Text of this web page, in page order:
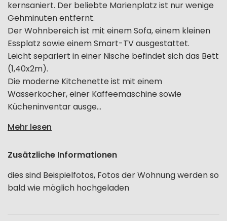
kernsaniert. Der beliebte Marienplatz ist nur wenige
Gehminuten entfernt.
Der Wohnbereich ist mit einem Sofa, einem kleinen
Essplatz sowie einem Smart-TV ausgestattet.
Leicht separiert in einer Nische befindet sich das Bett
(1,40x2m).
Die moderne Kitchenette ist mit einem
Wasserkocher, einer Kaffeemaschine sowie
Kücheninventar ausge...
Mehr lesen
Zusätzliche Informationen
dies sind Beispielfotos, Fotos der Wohnung werden so
bald wie möglich hochgeladen